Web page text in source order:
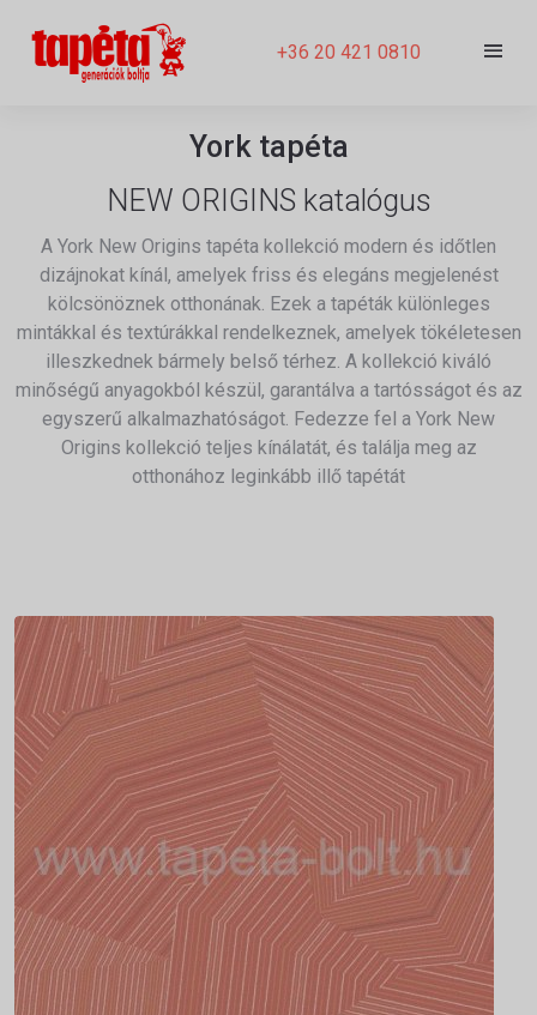
+36 20 421 0810
York tapéta
NEW ORIGINS katalógus
A York New Origins tapéta kollekció modern és időtlen
dizájnokat kínál, amelyek friss és elegáns megjelenést
kölcsönöznek otthonának. Ezek a tapéták különleges
mintákkal és textúrákkal rendelkeznek, amelyek tökéletesen
illeszkednek bármely belső térhez. A kollekció kiváló
minőségű anyagokból készül, garantálva a tartósságot és az
egyszerű alkalmazhatóságot. Fedezze fel a York New
Origins kollekció teljes kínálatát, és találja meg az
otthonához leginkább illő tapétát